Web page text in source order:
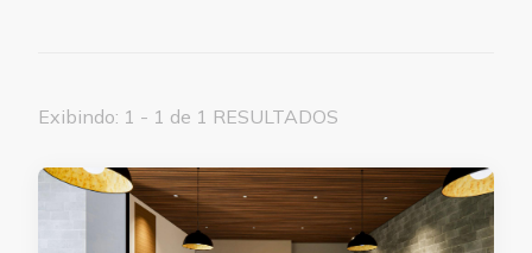
Exibindo: 1 - 1 de 1 RESULTADOS